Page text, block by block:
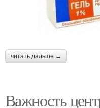
читать дальше →
Важность